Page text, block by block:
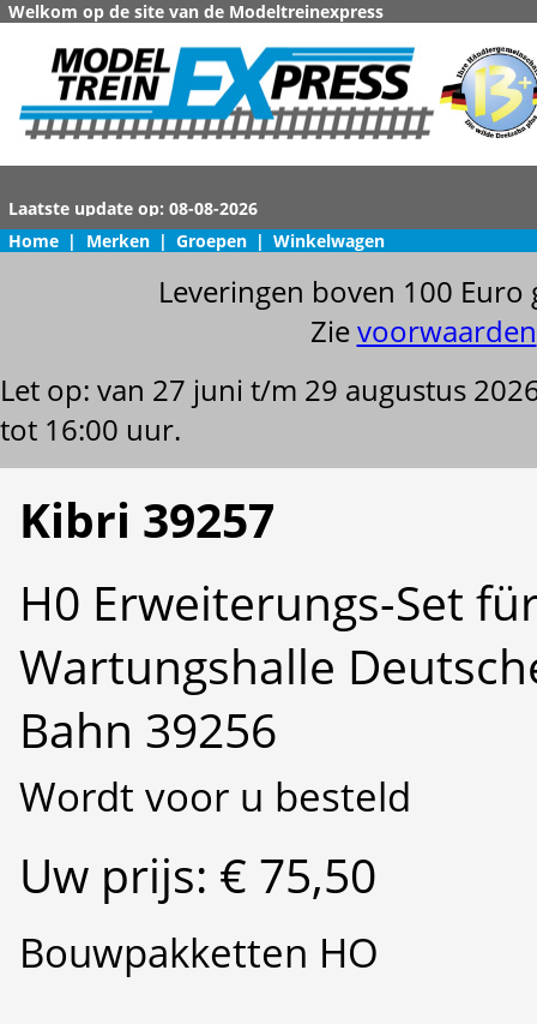
Welkom op de site van de Modeltreinexpress
Home | Merken | Groepen | Winkelwagen
Leveringen boven 100
Zievoorwaarden
Let op: van 27 juni t/m 29 augustus
tot 16:00 uur.
Kibri 39257
H0 Erweiterungs-Set
Wartungshalle
Bahn 39256
Wordt voor u besteld
Uw prijs: € 75,50
Bouwpakketten HO